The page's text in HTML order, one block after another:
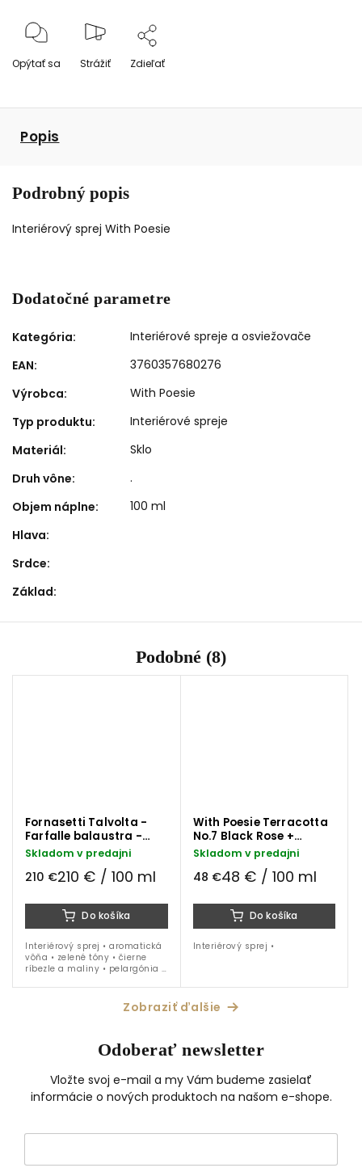
Opýtať sa Strážiť Zdieľať
Popis
Podrobný popis
Interiérový sprej With Poesie
Dodatočné parametre
Kategória:
Interiérové spreje a osviežovače
EAN:
3760357680276
Výrobca:
With Poesie
Typ produktu:
Interiérové spreje
Materiál:
Sklo
Druh vône:
.
Objem náplne:
100 ml
Hlava:
Srdce:
Základ:
Podobné (8)
Fornasetti Talvolta -
Farfalle balaustra -
Giardino Segreto
interiérový sprej 100 ml
Skladom v predajni
210 €210 € / 100 ml
Do košíka
Interiérový sprej • aromatická
vôňa • zelené tóny • čierne
ríbezle a maliny • pelargónia •
grafikou • 100 ml náplň
With Poesie Terracotta
No.7 Black Rose +
Labdanum interiérový
Skladom v predajni
48 €48 € / 100 ml
Do košíka
Interiérový sprej •
Zobraziť ďalšie
Odoberať newsletter
Vložte svoj e-mail a my Vám budeme zasielať
informácie o nových produktoch na našom e-shope.